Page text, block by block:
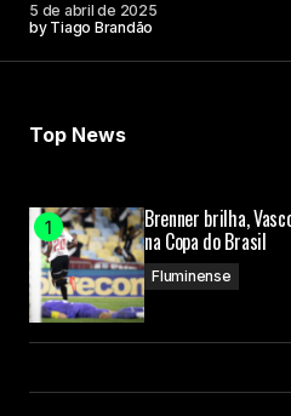
5 de abril de 2025
by Tiago Brandão
Top News
Brenner brilha,
na Copa do Brasil
Fluminense